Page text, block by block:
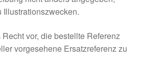
vor, die bestellte Referenz
vorgesehene Ersatzreferenz zu